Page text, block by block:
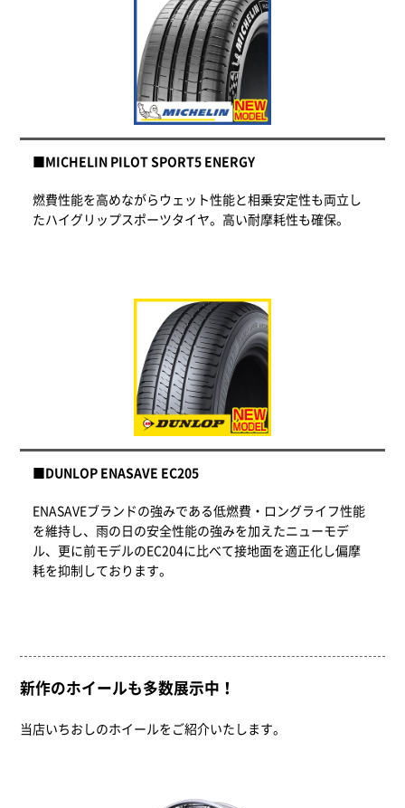
■MICHELIN PILOT SPORT5 ENERGY
燃費性能を高めながらウェット性能と相乗安定性も両立し
たハイグリップスポーツタイヤ。高い耐摩耗性も確保。
■DUNLOP ENASAVE EC205
ENASAVEブランドの強みである低燃費・ロングライフ性能
を維持し、雨の日の安全性能の強みを加えたニューモデ
ル、更に前モデルのEC204に比べて接地面を適正化し偏摩
耗を抑制しております。
新作のホイールも多数展示中！
当店いちおしのホイールをご紹介いたします。